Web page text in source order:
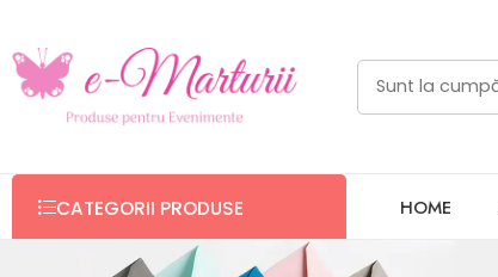
CATEGORII PRODUSE HOME